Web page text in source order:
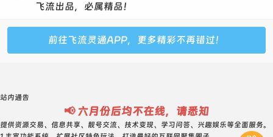
飞流出品，必属精品！
前往飞流灵通APP，更多精彩不再错过！
站内通告
📢 六月份后均不在线，请悉知
提供资源交易、信息共享、靓号交流、技术变现、学习问答、兴趣娱乐等全面服务。